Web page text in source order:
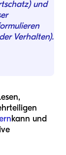
und
Verhalten).
kann und